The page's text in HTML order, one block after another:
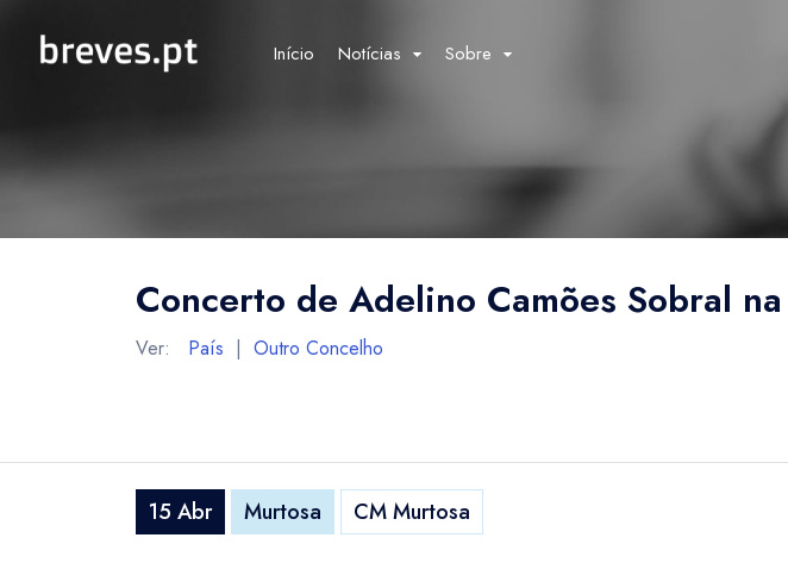
Início Notícias Sobre
Concerto de Adelino Camões Sobral
Ver: País | Outro Concelho
15 Abr Murtosa CM Murtosa